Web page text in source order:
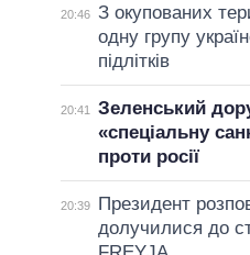
20:46 З окупованих
одну групу
підлітків
20:41
Зеленський
«спеціальну
проти росії
20:39
Президент
долучилися до